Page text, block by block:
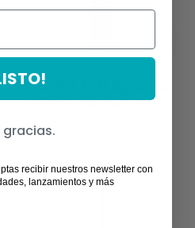
Remo Patagonia
Verde Bosque
Desde $95.000
Remo
gracias.
recibir nuestros newsletter con
lanzamientos y más